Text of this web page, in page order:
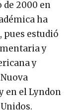
ha
pues estudió
y
y
en el Lyndon